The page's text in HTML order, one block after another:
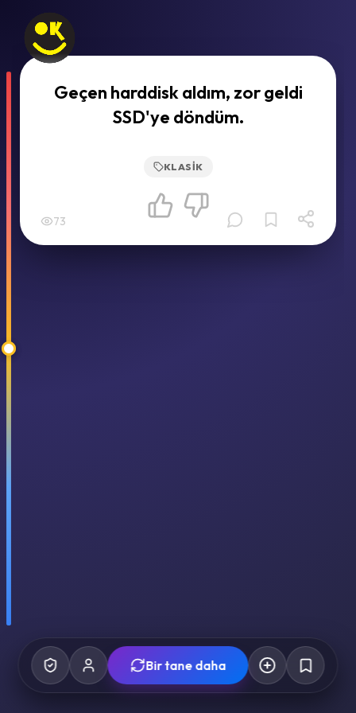
Geçen harddisk aldım, zor geldi
SSD'ye döndüm.
KLASIK
73
Bir tane daha